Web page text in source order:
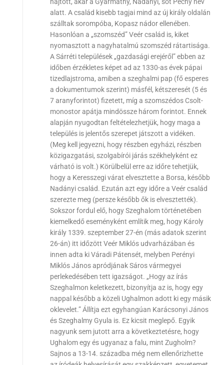
hajtott, akár a Gyarmathy, Nadányi, sőt Péchy név
alatt. A család kisebb tagjai mind az új király oldalán
szálltak sorompóba, Kopasz nádor ellenében.
Hasonlóan a „szomszéd” Veér család is, kiket
nyomasztott a nagyhatalmú szomszéd rátartisága.
A Sárréti települések „gazdasági erejéről” ebben az
időben érzékletes képet ad az 1330-as évek pápai
tizedlajstroma, amiben a szeghalmi pap (fő esperes
a dokumentumok szerint) másfél, kétszeresét (5 és
7 aranyforintot) fizetett, míg a szomszédos Csolt-
monostor apátja mindössze három forintot. Ennek
alapján nyugodtan feltételezhetjük, hogy maga a
település is jelentős szerepet játszott a vidéken.
(Meg kell jegyezni, hogy részben egyházi, részben
közigazgatási, szolgabírói járás székhelyként ez
várható is volt.) Körülbelül erre az időre tehetjük,
hogy a Keresszegi várat elvesztette a Borsa, később
Nadányi család. Ezután azt egy időre a Veér család
szerezte meg (persze később ők is elvesztették).
Sokszor fordul elő, hogy Szeghalom történetében
kiemelkedő eseményként említik meg, hogy Károly
király 1339. szeptember 27-én (más adatok szerint
26-án) itt időzött Veér Miklós udvarházában és
innen adta ki Váradi Pátensét, melyben Perényi
Miklós János apródjának Sáros vármegyei
perlekedésében tett igazságot. „Hogy az írás
Szeghalmon keletkezett, bizonyítja az is, hogy egy
nappal később a közeli Ughalmon adott ki egy másik
oklevelet.” Állítja ezt egyhangúan Karácsonyi János
és Szeghalmy Gyula is. Ez kicsit meglepő. Egyik
nagyunk sem jutott arra a következtetésre, hogy
Ughalom egy és ugyanaz a falu, mint Zugholm?
Sajnos a 13-14. századba még nem ellenőrizhette